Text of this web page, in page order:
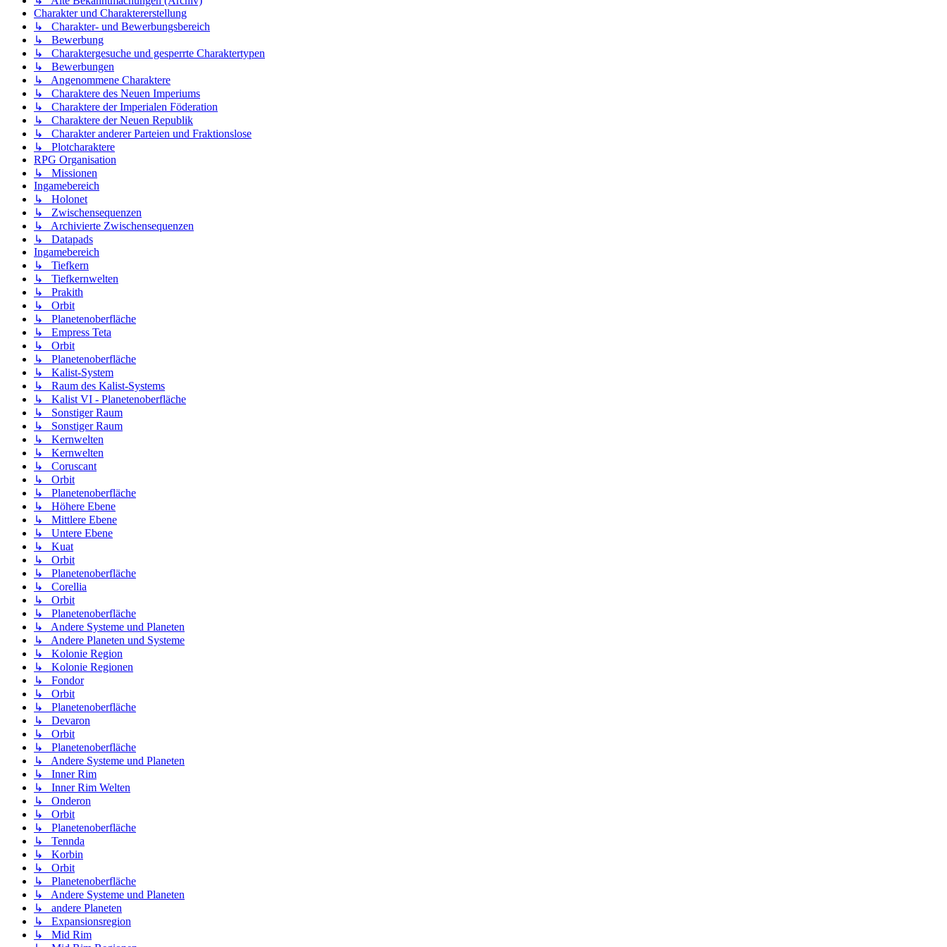
Charakter und Charaktererstellung
↳ Charakter- und Bewerbungsbereich
↳ Bewerbung
↳ Charaktergesuche und gesperrte Charaktertypen
↳ Bewerbungen
↳ Angenommene Charaktere
↳ Charaktere des Neuen Imperiums
↳ Charaktere der Imperialen Föderation
↳ Charaktere der Neuen Republik
↳ Charakter anderer Parteien und Fraktionslose
↳ Plotcharaktere
RPG Organisation
↳ Missionen
Ingamebereich
↳ Holonet
↳ Zwischensequenzen
↳ Archivierte Zwischensequenzen
↳ Datapads
Ingamebereich
↳ Tiefkern
↳ Tiefkernwelten
↳ Prakith
↳ Orbit
↳ Planetenoberfläche
↳ Empress Teta
↳ Orbit
↳ Planetenoberfläche
↳ Kalist-System
↳ Raum des Kalist-Systems
↳ Kalist VI - Planetenoberfläche
↳ Sonstiger Raum
↳ Sonstiger Raum
↳ Kernwelten
↳ Kernwelten
↳ Coruscant
↳ Orbit
↳ Planetenoberfläche
↳ Höhere Ebene
↳ Mittlere Ebene
↳ Untere Ebene
↳ Kuat
↳ Orbit
↳ Planetenoberfläche
↳ Corellia
↳ Orbit
↳ Planetenoberfläche
↳ Andere Systeme und Planeten
↳ Andere Planeten und Systeme
↳ Kolonie Region
↳ Kolonie Regionen
↳ Fondor
↳ Orbit
↳ Planetenoberfläche
↳ Devaron
↳ Orbit
↳ Planetenoberfläche
↳ Andere Systeme und Planeten
↳ Inner Rim
↳ Inner Rim Welten
↳ Onderon
↳ Orbit
↳ Planetenoberfläche
↳ Tennda
↳ Korbin
↳ Orbit
↳ Planetenoberfläche
↳ Andere Systeme und Planeten
↳ andere Planeten
↳ Expansionsregion
↳ Mid Rim